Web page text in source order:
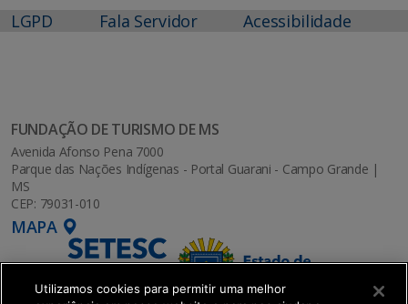
LGPD Fala Servidor Acessibilidade
FUNDAÇÃO DE TURISMO DE MS
Avenida Afonso Pena 7000
Parque das Nações Indígenas - Portal Guarani - Campo Grande |
MS
CEP: 79031-010
MAPA
Utilizamos cookies para permitir uma melhor